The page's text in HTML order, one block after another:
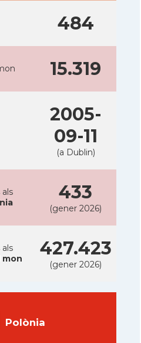
484
15.319
2005-
09-11
(a Dublin)
433
(gener 2026)
mon 427.423
(gener 2026)
Polònia